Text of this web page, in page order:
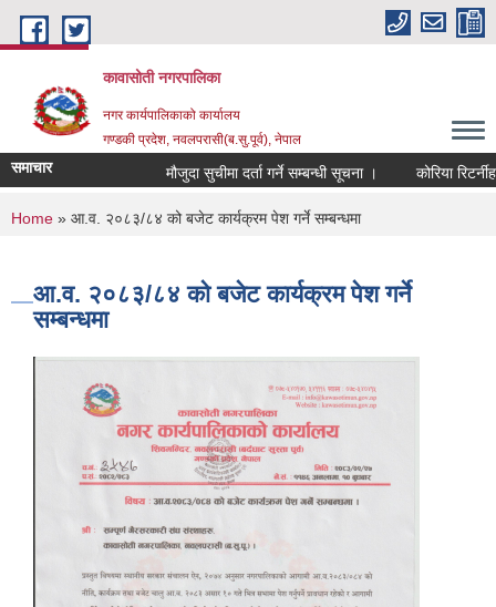
Skip to main content
कावासोती नगरपालिका
नगर कार्यपालिकाको कार्यालय
गण्डकी प्रदेश, नवलपरासी(ब.सु.पूर्व), नेपाल
समाचार मौजुदा सुचीमा दर्ता गर्ने सम्बन्धी सूचना । कोरिया
You are here
Home » आ.व. २०८३/८४ को बजेट कार्यक्रम पेश गर्ने सम्बन्धमा
आ.व. २०८३/८४ को बजेट कार्यक्रम पेश गर्ने
सम्बन्धमा